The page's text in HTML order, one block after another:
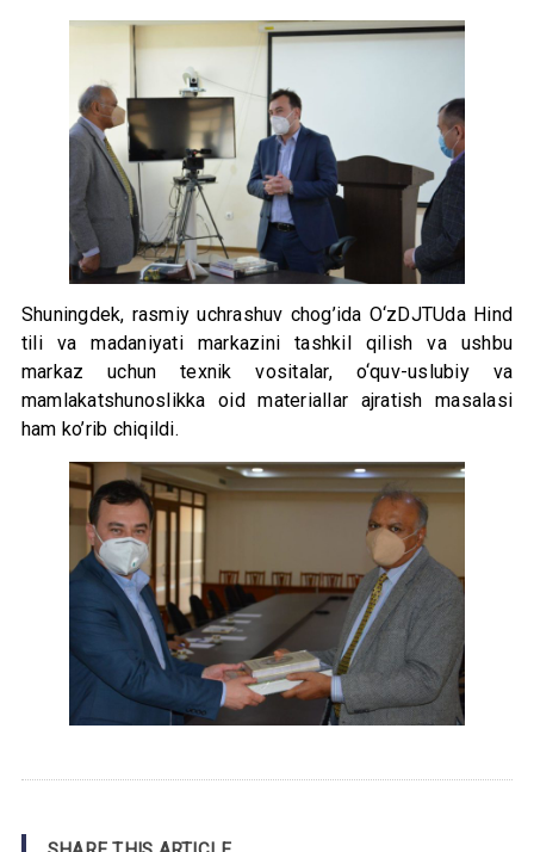
Shuningdek, rasmiy uchrashuv chog’ida O‘zDJTUda Hind
tili va madaniyati markazini tashkil qilish va ushbu
markaz uchun texnik vositalar, o‘quv-uslubiy va
mamlakatshunoslikka oid materiallar ajratish masalasi
ham ko’rib chiqildi.